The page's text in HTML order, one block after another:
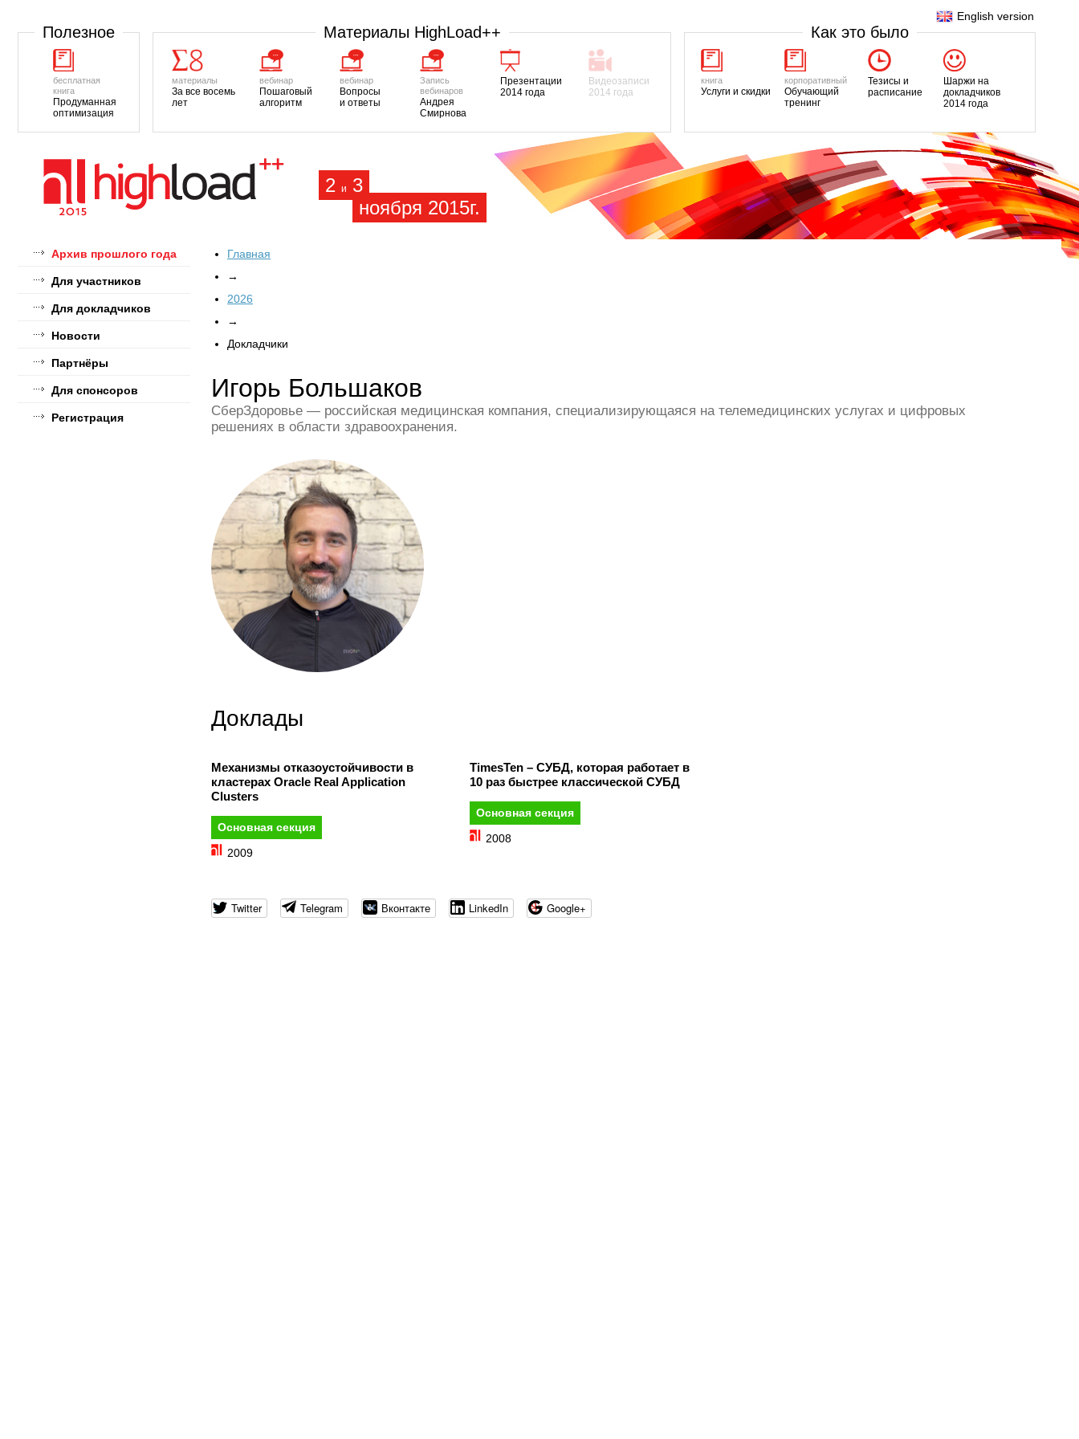
English version
Полезное
бесплатная
книга
Продуманная
оптимизация
Материалы HighLoad++
материалы
За все восемь
лет
вебинар
Пошаговый
алгоритм
вебинар
Вопросы
и ответы
Запись
вебинаров
Андрея
Смирнова
Презентации
2014 года
Видеозаписи
2014 года
Как это было
книга
Услуги и скидки
корпоративный
Обучающий
тренинг
Тезисы и
расписание
Шаржи на
докладчиков
2014 года
2 и
3
ноября 2015г.
Архив прошлого года
Для участников
Для докладчиков
Новости
Партнёры
Для спонсоров
Регистрация
Главная
→
2026
→
Докладчики
Игорь Большаков
СберЗдоровье — российская медицинская компания, специализирующаяся на телемедицинских услугах и цифровых
решениях в области здравоохранения.
Доклады
Механизмы отказоустойчивости в
кластерах Oracle Real Application
Clusters
Основная секция
2009
TimesTen – СУБД, которая работает в
10 раз быстрее классической СУБД
Основная секция
2008
Twitter Telegram Вконтакте LinkedIn Google+